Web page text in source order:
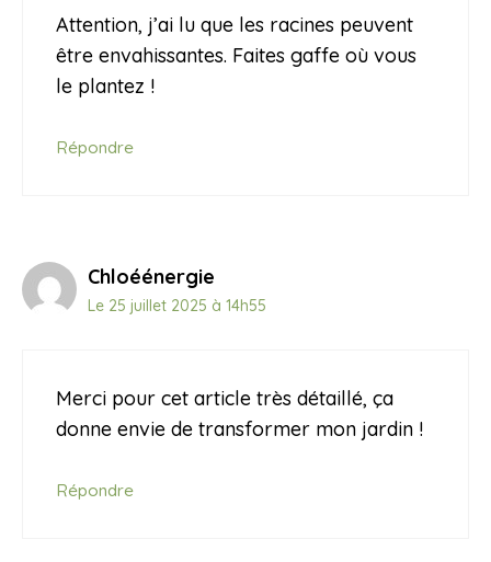
Attention, j’ai lu que les racines peuvent
être envahissantes. Faites gaffe où vous
le plantez !
Répondre
Chloéénergie
Le 25 juillet 2025 à 14h55
Merci pour cet article très détaillé, ça
donne envie de transformer mon jardin !
Répondre